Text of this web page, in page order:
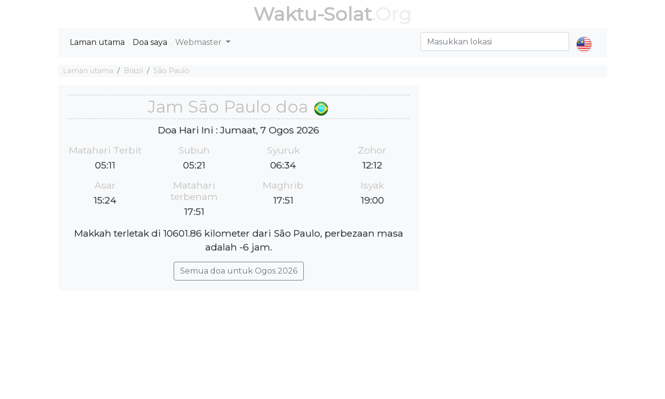
Waktu-Solat.Org
Laman utama Doa saya Webmaster
Laman utama Brazil São Paulo
Jam São Paulo doa
Doa Hari Ini : Jumaat, 7 Ogos 2026
Matahari Terbit
05:11
Subuh
05:21
Syuruk
06:34
Zohor
12:12
Asar
15:24
Matahari
terbenam
17:51
Maghrib
17:51
Isyak
19:00
Makkah terletak di 10601.86 kilometer dari São Paulo, perbezaan masa
adalah -6 jam.
Semua doa untuk Ogos 2026